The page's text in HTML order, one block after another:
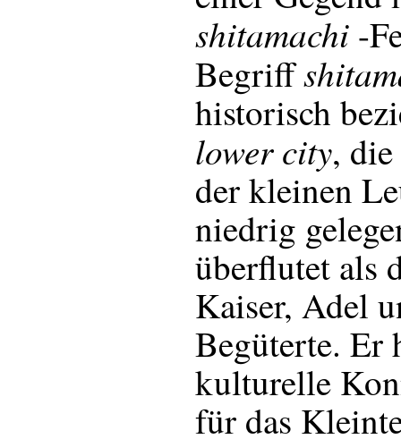
shitamachi -
Begriff
historisch
lower city,
der kleinen
niedrig
überflutet als
Kaiser, Adel
Begüterte. Er
kulturelle
für das